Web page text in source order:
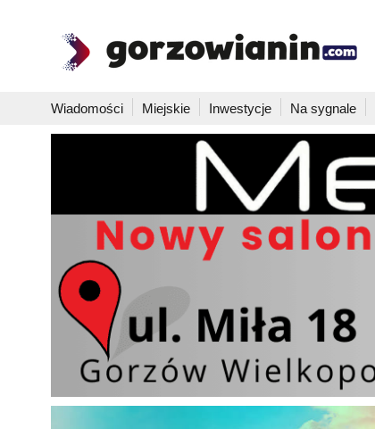
Wiadomości Miejskie Inwestycje Na sygnale